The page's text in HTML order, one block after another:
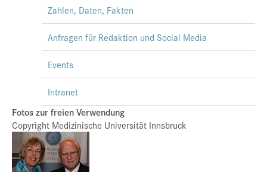
Zahlen, Daten, Fakten
Anfragen für Redaktion und Social Media
Events
Intranet
Fotos zur freien Verwendung
Copyright Medizinische Universität Innsbruck